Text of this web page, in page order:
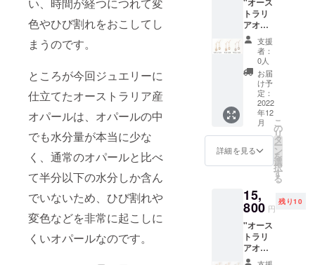
い、時間が経つにつれて変
色やひび割れをおこしてし
まうのです。
ところが今回ジュエリーに
仕立てたオーストラリア産
オパールは、オパールの中
でも水分量が本当に少な
く、通常のオパールと比べ
て半分以下の水分しか含ん
でいないため、ひび割れや
変色などを非常に起こしに
くいオパールなのです。
によっ
て色合
いに違
いが生
じる場
合がご
ざいま
す。ご
了承下
さい。
※天然石
を使用
るた
め、サ
色合い
や模様
の出方
が異な
る場合
がござ
造工程
上の都
合等に
より出
荷時期
が遅れ
る場合
がござ
いま
す。 ※
写真と
実際の
は、
ディス
て色合
いに違
いが生
じる場
合がご
ざいま
チェー
ンの長
さ：
40cm
淡水
パー
ル：
(約)2.1
mm×4
ちらの
価格に
は消費
税・送
ご注文
状況、
材の供
給状
況、製
トゴー
ルド) or
K10PG
（ピン
クゴー
ド） ※
オプ
ション
からお
選びく
ださ
い。 ペ
ンダン
（約）
：縦
9.8mm
×横
5.7mm
チェー
ンの長
トラリ
アオ
パー
ル
オーバ
ルピア
ス1 p1
[詳 細]
素
材：
K10YG(
イエ
ロー
ゴール
ド) or
(ホワイ
トゴー
ルド) or
K10PG
（ピン
クゴー
ル
支援
者：
0人
お届
け予
定：
2022
年12
月
詳細を見る
こ
の
リ
タ
ー
ン
を
選
択
す
る
15,
800 円
残り10
"オース
トラリ
アオ
パー